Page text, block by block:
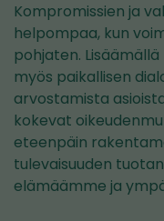
Kompromissien ja
helpompaa, kun
pohjaten.
myös paikallisen
arvostamista
kokevat
eteenpäin
tulevaisuuden
elämäämme ja